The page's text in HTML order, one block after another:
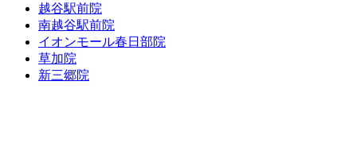
越谷駅前院
南越谷駅前院
イオンモール春日部院
草加院
新三郷院